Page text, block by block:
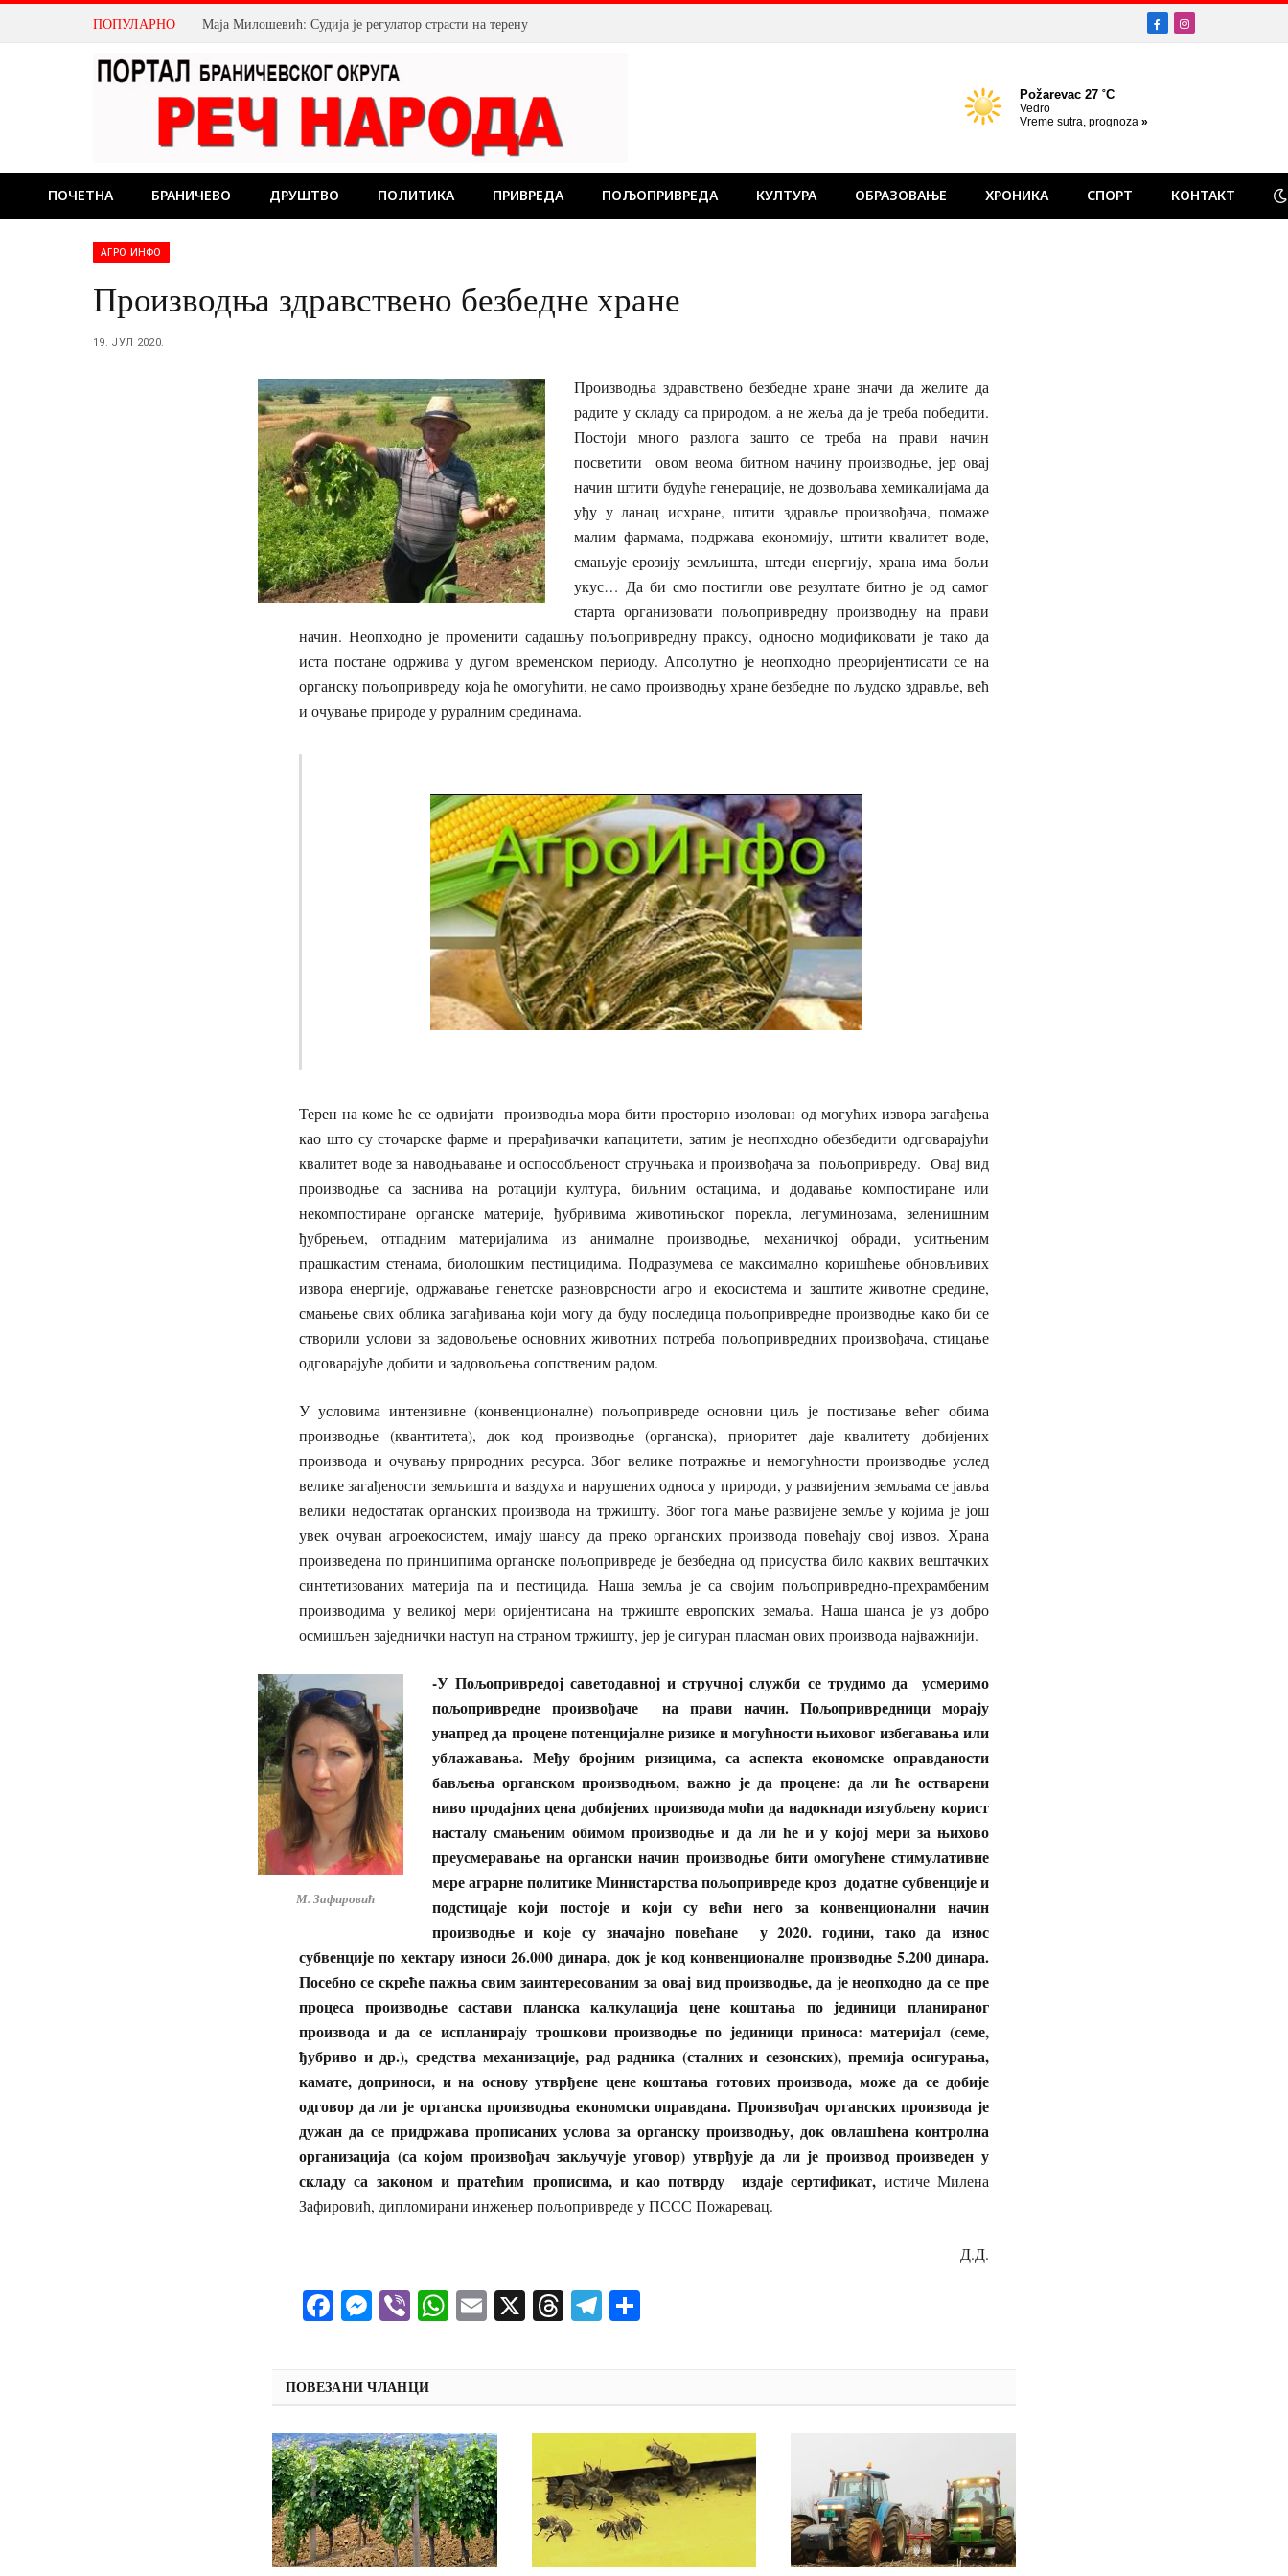
ПОПУЛАРНО Маја Милошевић: Судија је регулатор страсти на терену FacebookInstagram
ПОЧЕТНА БРАНИЧЕВО ДРУШТВО ПОЛИТИКА ПРИВРЕДА ПОЉОПРИВРЕДА КУЛТУРА ОБРАЗОВАЊЕ ХРОНИКА СПОРТ КОНТАКТ
АГРО ИНФО
Производња здравствено безбедне хране
19. ЈУЛ 2020.
Производња здравствено безбедне хране значи да желите да
радите у складу са природом, а не жеља да је треба победити.
Постоји много разлога зашто се треба на прави начин
посветити овом веома битном начину производње, јер овај
начин штити будуће генерације, не дозвољава хемикалијама да
уђу у ланац исхране, штити здравље произвођача, помаже
малим фармама, подржава економију, штити квалитет воде,
смањује ерозију земљишта, штеди енергију, храна има бољи
укус… Да би смо постигли ове резултате битно је од самог
старта организовати пољопривредну производњу на прави
начин. Неопходно је променити садашњу пољопривредну праксу, односно модификовати је тако да
иста постане одржива у дугом временском периоду. Апсолутно је неопходно преоријентисати се на
органску пољопривреду која ће омогућити, не само производњу хране безбедне по људско здравље, већ
и очување природе у руралним срединама.
Терен на коме ће се одвијати производња мора бити просторно изолован од могућих извора загађења
као што су сточарске фарме и прерађивачки капацитети, затим је неопходно обезбедити одговарајући
квалитет воде за наводњавање и оспособљеност стручњака и произвођача за пољопривреду. Овај вид
производње са заснива на ротацији култура, биљним остацима, и додавање компостиране или
некомпостиране органске материје, ђубривима животињског порекла, легуминозама, зеленишним
ђубрењем, отпадним материјалима из анималне производње, механичкој обради, уситњеним
прашкастим стенама, биолошким пестицидима. Подразумева се максимално коришћење обновљивих
извора енергије, одржавање генетске разноврсности агро и екосистема и заштите животне средине,
смањење свих облика загађивања који могу да буду последица пољопривредне производње како би се
створили услови за задовољење основних животних потреба пољопривредних произвођача, стицање
одговарајуће добити и задовољења сопственим радом.
У условима интензивне (конвенционалне) пољопривреде основни циљ је постизање већег обима
производње (квантитета), док код производње (органска), приоритет даје квалитету добијених
производа и очувању природних ресурса. Због велике потражње и немогућности производње услед
велике загађености земљишта и ваздуха и нарушених односа у природи, у развијеним земљама се јавља
велики недостатак органских производа на тржишту. Због тога мање развијене земље у којима је још
увек очуван агроекосистем, имају шансу да преко органских производа повећају свој извоз. Храна
произведена по принципима органске пољопривреде је безбедна од присуства било каквих вештачких
синтетизованих материја па и пестицида. Наша земља је са својим пољопривредно-прехрамбеним
производима у великој мери оријентисана на тржиште европских земаља. Наша шанса је уз добро
осмишљен заједнички наступ на страном тржишту, јер је сигуран пласман ових производа најважнији.
М. Зафировић
-У Пољопривредој саветодавној и стручној служби се трудимо да усмеримо
пољопривредне произвођаче на прави начин. Пољопривредници морају
унапред да процене потенцијалне ризике и могућности њиховог избегавања или
ублажавања. Међу бројним ризицима, са аспекта економске оправданости
бављења органском производњом, важно је да процене: да ли ће остварени
ниво продајних цена добијених производа моћи да надокнади изгубљену корист
насталу смањеним обимом производње и да ли ће и у којој мери за њихово
преусмеравање на органски начин производње бити омогућене стимулативне
мере аграрне политике Министарства пољопривреде кроз додатне субвенције и
подстицаје који постоје и који су већи него за конвенционални начин
производње и које су значајно повећане у 2020. години, тако да износ
субвенције по хектару износи 26.000 динара, док је код конвенционалне производње 5.200 динара.
Посебно се скреће пажња свим заинтересованим за овај вид производње, да је неопходно да се пре
процеса производње састави планска калкулација цене коштања по јединици планираног
производа и да се испланирају трошкови производње по јединици приноса: материјал (семе,
ђубриво и др.), средства механизације, рад радника (сталних и сезонских), премија осигурања,
камате, доприноси, и на основу утврђене цене коштања готових производа, може да се добије
одговор да ли је органска производња економски оправдана. Произвођач органских производа је
дужан да се придржава прописаних услова за органску производњу, док овлашћена контролна
организација (са којом произвођач закључује уговор) утврђује да ли је производ произведен у
складу са законом и пратећим прописима, и као потврду издаје сертификат, истиче Милена
Зафировић, дипломирани инжењер пољопривреде у ПССС Пожаревац.
Д.Д.
Facebook
Messenger
ViberWhatsApp
Email
X ThreadsTelegram
ПОВЕЗАНИ ЧЛАНЦИ